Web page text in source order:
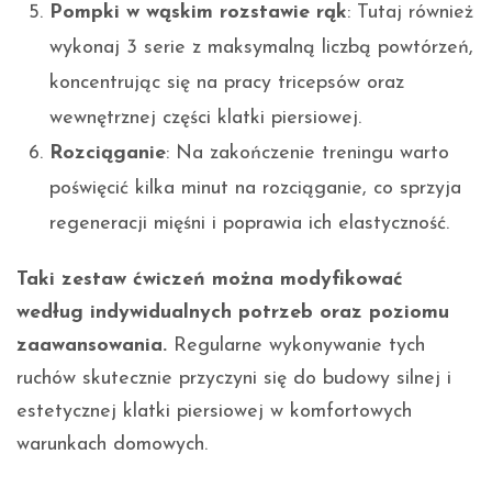
Pompki w wąskim rozstawie rąk: Tutaj również
wykonaj 3 serie z maksymalną liczbą powtórzeń,
koncentrując się na pracy tricepsów oraz
wewnętrznej części klatki piersiowej.
Rozciąganie: Na zakończenie treningu warto
poświęcić kilka minut na rozciąganie, co sprzyja
regeneracji mięśni i poprawia ich elastyczność.
Taki zestaw ćwiczeń można modyfikować
według indywidualnych potrzeb oraz poziomu
zaawansowania. Regularne wykonywanie tych
ruchów skutecznie przyczyni się do budowy silnej i
estetycznej klatki piersiowej w komfortowych
warunkach domowych.